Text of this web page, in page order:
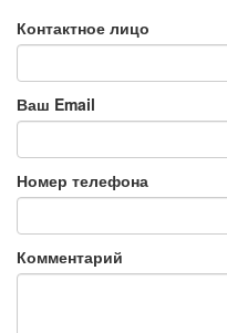
Контактное лицо
Ваш Email
Номер телефона
Комментарий